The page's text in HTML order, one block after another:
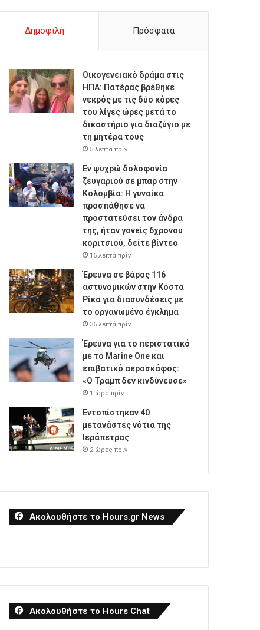
Δημοφιλή Πρόσφατα
Οικογενειακό δράμα στις
ΗΠΑ: Πατέρας βρέθηκε
νεκρός με τις δύο κόρες
του λίγες ώρες μετά το
δικαστήριο για διαζύγιο με
τη μητέρα τους
5 λεπτά πρίν
Εν ψυχρώ δολοφονία
ζευγαριού σε μπαρ στην
Κολομβία: Η γυναίκα
προσπάθησε να
προστατεύσει τον άνδρα
της, ήταν γονείς 6χρονου
κοριτσιού, δείτε βίντεο
16 λεπτά πρίν
Έρευνα σε βάρος 116
αστυνομικών στην Κόστα
Ρίκα για διασυνδέσεις με
το οργανωμένο έγκλημα
36 λεπτά πρίν
Έρευνα για το περιστατικό
με το Marine One και
επιβατικό αεροσκάφος:
«Ο Τραμπ δεν κινδύνευσε»
1 ώρα πρίν
Εντοπίστηκαν 40
μετανάστες νότια της
Ιεράπετρας
2 ώρες πρίν
Ακολουθήστε το Hours.gr News
Ακολουθήστε το Hours Chat